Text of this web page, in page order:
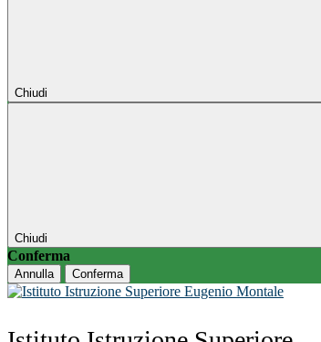
Chiudi
Chiudi
Conferma
Annulla Conferma